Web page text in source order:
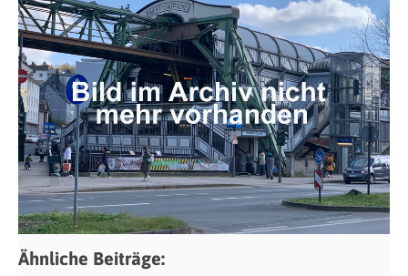
Ähnliche Beiträge: